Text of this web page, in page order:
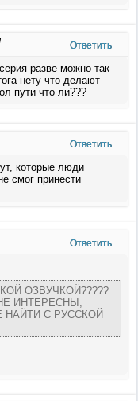
Ответить
разве можно так
нету что делают
пути что ли???
Ответить
которые люди
смог принести
Ответить
ОЗВУЧКОЙ?????
ИНТЕРЕСНЫ,
НАЙТИ С РУССКОЙ